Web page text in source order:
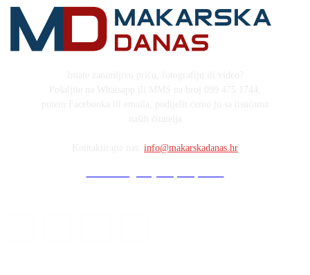
info@makarskadanas.hr